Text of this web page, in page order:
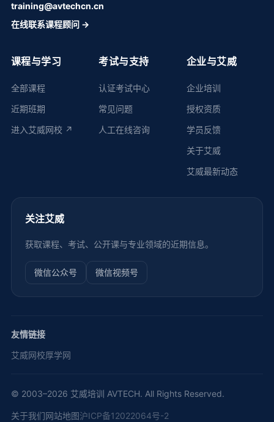
training@avtechcn.cn
在线联系课程顾问 →
课程与学习
全部课程
近期班期
进入艾威网校 ↗
考试与支持
认证考试中心
常见问题
人工在线咨询
企业与艾威
企业培训
授权资质
学员反馈
关于艾威
艾威最新动态
关注艾威
获取课程、考试、公开课与专业领域的近期信息。
微信公众号 微信视频号
友情链接
艾威网校厚学网
© 2003–2026 艾威培训 AVTECH. All Rights Reserved.
关于我们网站地图沪ICP备12022064号-2